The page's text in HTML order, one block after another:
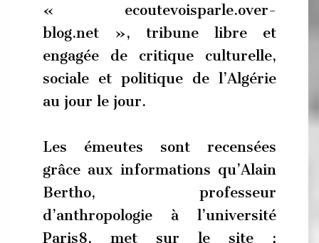
« ecoutevoisparle.over-
blog.net », tribune libre et
engagée de critique culturelle,
sociale et politique de l’Algérie
au jour le jour.
Les émeutes sont recensées
grâce aux informations qu’Alain
Bertho, professeur
d’anthropologie à l’université
Paris8, met sur le site :